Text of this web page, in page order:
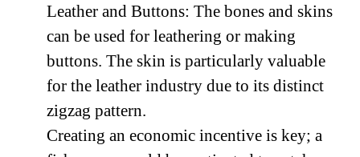
Leather and Buttons: The bones and skins
can be used for leathering or making
buttons. The skin is particularly valuable
for the leather industry due to its distinct
zigzag pattern.
Creating an economic incentive is key; a